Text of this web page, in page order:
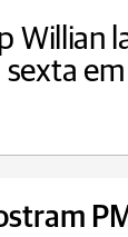
Willian